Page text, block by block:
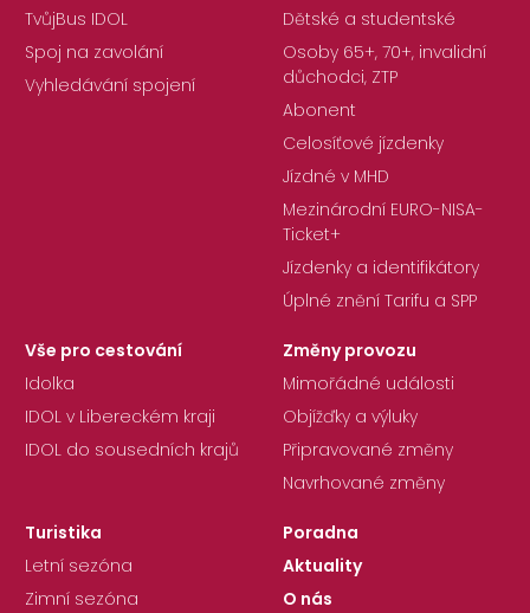
TvůjBus IDOL
Spoj na zavolání
Vyhledávání spojení
Dětské a studentské
Osoby 65+, 70+, invalidní
důchodci, ZTP
Abonent
Celosíťové jízdenky
Jízdné v MHD
Mezinárodní EURO-NISA-
Ticket+
Jízdenky a identifikátory
Úplné znění Tarifu a SPP
Vše pro cestování
Idolka
IDOL v Libereckém kraji
IDOL do sousedních krajů
Změny provozu
Mimořádné události
Objížďky a výluky
Připravované změny
Navrhované změny
Turistika
Letní sezóna
Zimní sezóna
Poradna
Aktuality
O nás